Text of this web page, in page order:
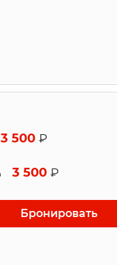
3 500 ₽
3 500 ₽
Бронировать